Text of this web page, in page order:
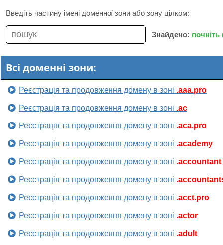
Введіть частину імені доменної зони або зону цілком:
Знайдено:
Всі доменні зони:
Реєстрація та продовження домену в зоні .aaa.pro
Реєстрація та продовження домену в зоні .ac
Реєстрація та продовження домену в зоні .aca.pro
Реєстрація та продовження домену в зоні .academy
Реєстрація та продовження домену в зоні .accountant
Реєстрація та продовження домену в зоні
Реєстрація та продовження домену в зоні .acct.pro
Реєстрація та продовження домену в зоні .actor
Реєстрація та продовження домену в зоні .adult